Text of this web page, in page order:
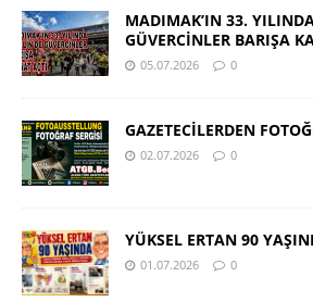
MADIMAK’IN 33. YILINDA
GÜVERCİNLER BARIŞA
05.07.2026 0
GAZETECİLERDEN
02.07.2026 0
YÜKSEL ERTAN 90
01.07.2026 0